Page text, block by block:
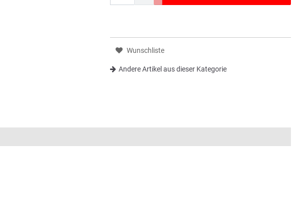
Wunschliste
Andere Artikel aus dieser Kategorie